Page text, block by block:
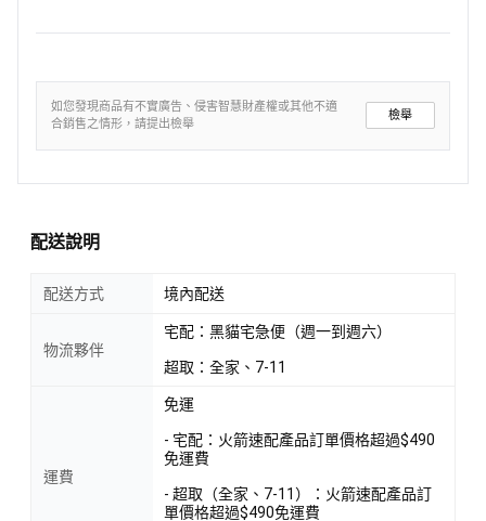
如您發現商品有不實廣告、侵害智慧財產權或其他不適
合銷售之情形，請提出檢舉
檢舉
配送說明
配送方式 境內配送
物流夥伴
宅配：黑貓宅急便（週一到週六）
超取：全家、7-11
運費
免運
- 宅配：火箭速配產品訂單價格超過$490
免運費
- 超取（全家、7-11）：火箭速配產品訂
單價格超過$490免運費